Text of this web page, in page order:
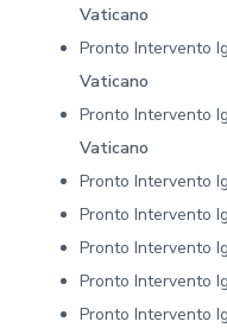
Vaticano
Pronto Intervento
Vaticano
Pronto Intervento
Vaticano
Pronto Intervento
Pronto Intervento
Pronto Intervento
Pronto Intervento
Pronto Intervento